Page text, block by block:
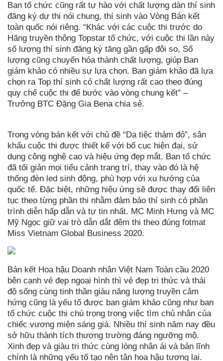
Ban tổ chức cũng rất tự hào với chất lượng dàn thí sinh
đăng ký dự thi nói chung, thí sinh vào Vòng Bán kết
toàn quốc nói riêng. “Khác với các cuộc thi trước do
Hãng truyền thông Topstar tổ chức, với cuộc thi lần này
số lượng thí sinh đăng ký tăng gần gấp đôi so, Số
lượng cũng chuyển hóa thành chất lượng, giúp Ban
giám khảo có nhiều sự lựa chọn. Ban giám khảo đã lựa
chọn ra Top thí sinh có chất lượng rất cao theo đúng
quy chế cuộc thi để bước vào vòng chung kết” –
Trưởng BTC Đặng Gia Bena chia sẻ.
Trong vòng bán kết với chủ đề “Dạ tiệc thảm đỏ”, sân
khấu cuộc thi được thiết kế với bố cục hiện đại, sử
dụng công nghệ cao và hiệu ứng đẹp mắt. Ban tổ chức
đã tối giản mọi tiểu cảnh trang trí, thay vào đó là hệ
thống đèn led sinh động, phù hợp với xu hướng của
quốc tế. Đặc biệt, những hiệu ứng sẽ được thay đổi liên
tục theo từng phần thi nhằm đảm bảo thí sinh có phần
trình diễn hấp dẫn và tự tin nhất. MC Minh Hưng và MC
Mỹ Ngọc giữ vai trò dẫn dắt đêm thi theo đúng fotmat
Miss Vietnam Global Business 2020.
Bán kết Hoa hậu Doanh nhân Việt Nam Toàn cầu 2020
bên cạnh vẻ đẹp ngoại hình thì vẻ đẹp tri thức và thái
độ sống cùng tinh thần giàu năng lượng truyền cảm
hứng cũng là yếu tố được ban giám khảo cũng như ban
tổ chức cuộc thi chú trọng trong việc tìm chủ nhân của
chiếc vương miện sáng giá. Nhiều thí sinh năm nay đều
sở hữu thành tích thương trường đáng ngưỡng mộ.
Xinh đẹp và giàu tri thức cùng lòng nhân ái và bản lĩnh
chính là những yếu tố tạo nên tân hoa hậu tương lai.